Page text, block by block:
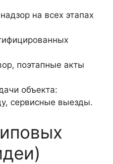
на всех этапах
поэтапные акты
объекта:
сервисные выезды.